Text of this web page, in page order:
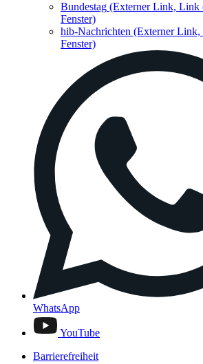
Bundestag (Externer Link, Link
Fenster)
hib-Nachrichten (Externer Link,
Fenster)
WhatsApp
YouTube
Barrierefreiheit